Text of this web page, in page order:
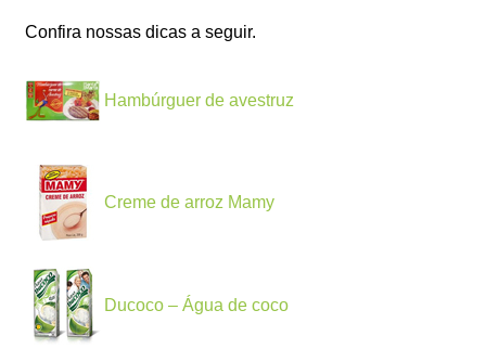
Confira nossas dicas a seguir.
Hambúrguer de avestruz
Creme de arroz Mamy
Ducoco – Água de coco